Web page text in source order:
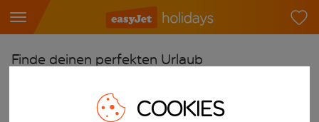
Finde deinen perfekten Urlaub
Flughafen wählen COOKIES